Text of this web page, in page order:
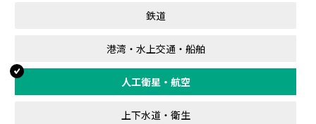
鉄道
港湾・水上交通・船舶
人工衛星・航空
上下水道・衛生